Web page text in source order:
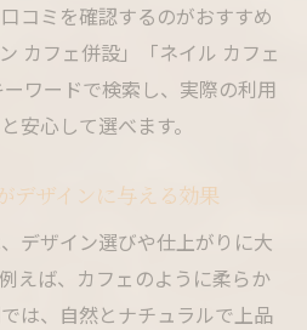
コミを確認するのがおすすめ
カフェ併設」「ネイル カフェ
ワードで検索し、実際の利用
安心して選べます。
デザインに与える効果
デザイン選びや仕上がりに大
えば、カフェのように柔らか
は、自然とナチュラルで上品